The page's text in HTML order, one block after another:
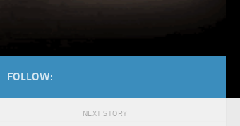
FOLLOW:
NEXT STORY